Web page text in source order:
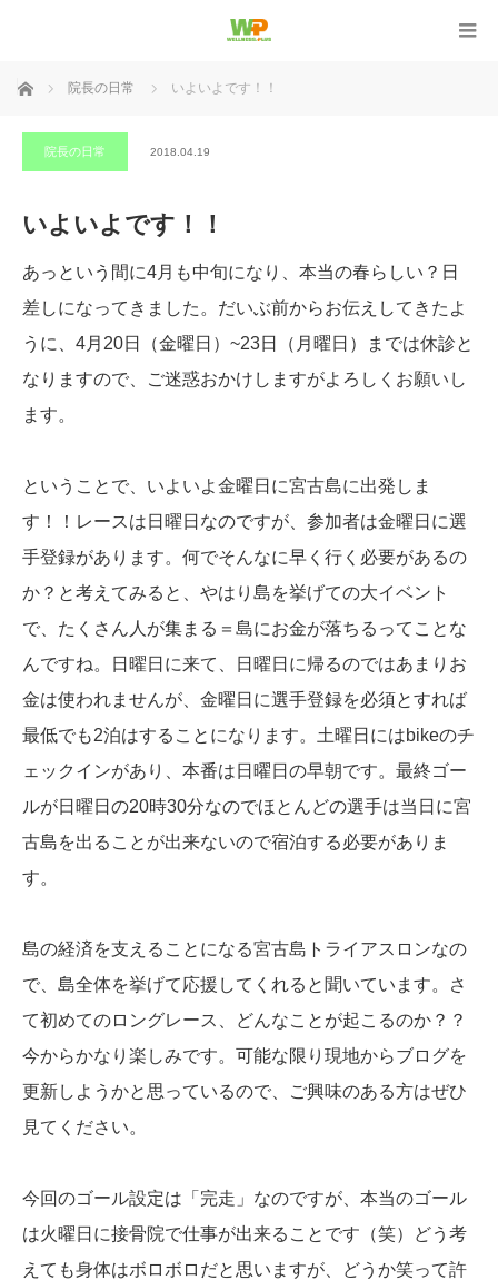
ホーム 院長の日常 いよいよです！！
院長の日常 2018.04.19
いよいよです！！
あっという間に4月も中旬になり、本当の春らしい？日
差しになってきました。だいぶ前からお伝えしてきたよ
うに、4月20日（金曜日）~23日（月曜日）までは休診と
なりますので、ご迷惑おかけしますがよろしくお願いし
ます。
ということで、いよいよ金曜日に宮古島に出発しま
す！！レースは日曜日なのですが、参加者は金曜日に選
手登録があります。何でそんなに早く行く必要があるの
か？と考えてみると、やはり島を挙げての大イベント
で、たくさん人が集まる＝島にお金が落ちるってことな
んですね。日曜日に来て、日曜日に帰るのではあまりお
金は使われませんが、金曜日に選手登録を必須とすれば
最低でも2泊はすることになります。土曜日にはbikeのチ
ェックインがあり、本番は日曜日の早朝です。最終ゴー
ルが日曜日の20時30分なのでほとんどの選手は当日に宮
古島を出ることが出来ないので宿泊する必要がありま
す。
島の経済を支えることになる宮古島トライアスロンなの
で、島全体を挙げて応援してくれると聞いています。さ
て初めてのロングレース、どんなことが起こるのか？？
今からかなり楽しみです。可能な限り現地からブログを
更新しようかと思っているので、ご興味のある方はぜひ
見てください。
今回のゴール設定は「完走」なのですが、本当のゴール
は火曜日に接骨院で仕事が出来ることです（笑）どう考
えても身体はボロボロだと思いますが、どうか笑って許